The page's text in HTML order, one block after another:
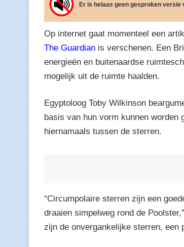
Er is helaas geen gesproken
Op internet gaat momenteel een
The Guardian is verschenen. Een
energieën en buitenaardse
mogelijk uit de ruimte haalden.
Egyptoloog Toby Wilkinson
basis van hun vorm kunnen
hiernamaals tussen de sterren.
“Circumpolaire sterren zijn een
draaien simpelweg rond de
zijn de onvergankelijke sterren, een